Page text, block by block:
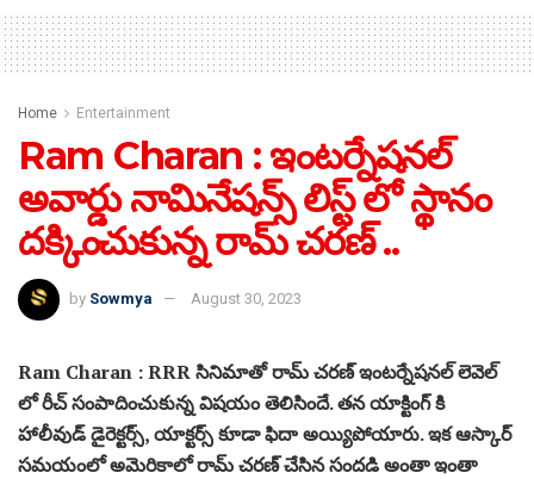
Home Entertainment
Ram Charan : ఇంటర్నేషనల్
అవార్డు నామినేషన్స్ లిస్ట్ లో స్థానం
దక్కించుకున్న రామ్ చరణ్ ..
by Sowmya August 30, 2023
Ram Charan : RRR సినిమాతో రామ్ చరణ్ ఇంటర్నేషనల్ లెవెల్
లో రీచ్ సంపాదించుకున్న విషయం తెలిసిందే. తన యాక్టింగ్ కి
హాలీవుడ్ డైరెక్టర్స్, యాక్టర్స్ కూడా ఫిదా అయ్యిపోయారు. ఇక ఆస్కార్
సమయంలో అమెరికాలో రామ్ చరణ్ చేసిన సందడి అంతా ఇంతా